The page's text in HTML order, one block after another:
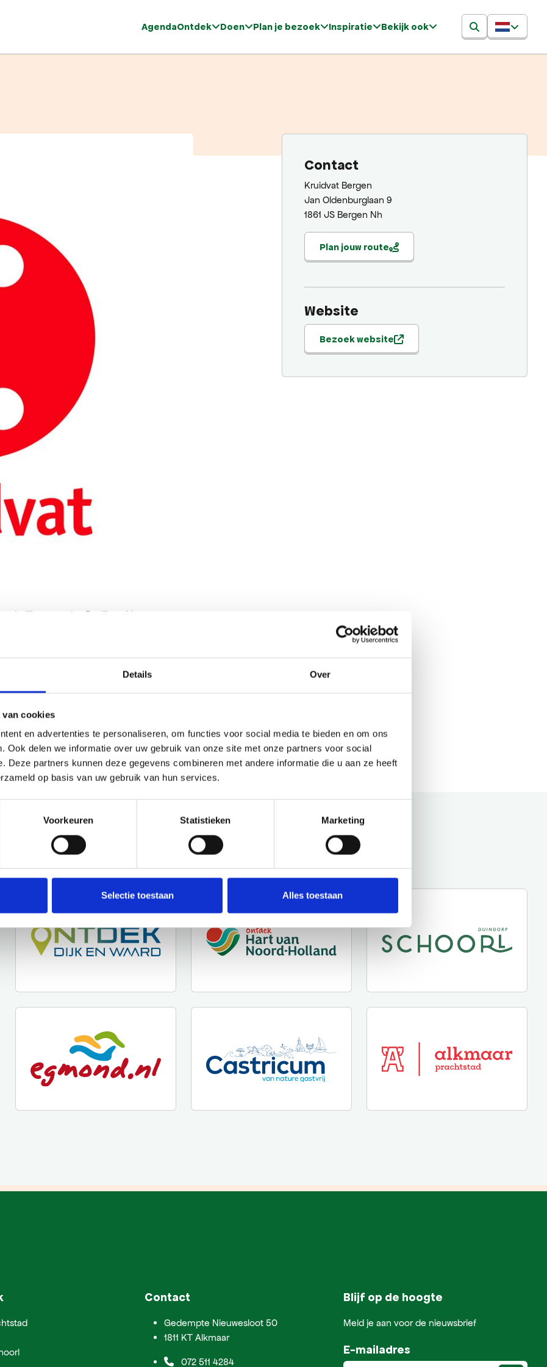
Details Over
van cookies
en advertenties te personaliseren, om functies voor social media te bieden en om ons
Ook delen we informatie over uw gebruik van onze site met onze partners voor social
Deze partners kunnen deze gegevens combineren met andere informatie die u aan ze heeft
op basis van uw gebruik van hun services.
Voorkeuren Statistieken Marketing
Selectie toestaan Alles toestaan
AgendaOntdek Doen Plan je bezoek Inspiratie Bekijk ook
meer dan 3 miljoen klanten.
en België. Een positie waar we
dan 15.000 medewerkers die elke dag
Steeds verrassend, altijd voordelig.
Contact
Kruidvat Bergen
Jan Oldenburglaan 9
1861 JS Bergen Nh
Plan jouw route
Website
Bezoek website
Contact
Gedempte Nieuwesloot 50
1811 KT Alkmaar
072 511 4284
Blijf op de hoogte
Meld je aan voor de nieuwsbrief
E-mailadres